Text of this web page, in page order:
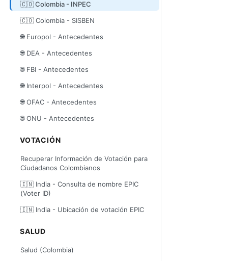
🇨🇴 Colombia - INPEC
🇨🇴 Colombia - SISBEN
🌐 Europol - Antecedentes
🌐 DEA - Antecedentes
🌐 FBI - Antecedentes
🌐 Interpol - Antecedentes
🌐 OFAC - Antecedentes
🌐 ONU - Antecedentes
VOTACIÓN
Recuperar Información de Votación para
Ciudadanos Colombianos
🇮🇳 India - Consulta de nombre EPIC
(Voter ID)
🇮🇳 India - Ubicación de votación EPIC
SALUD
Salud (Colombia)